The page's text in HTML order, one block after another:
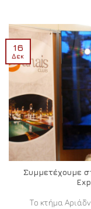
Συμμετέχουμε
Το κτήμα
16
Δεκ